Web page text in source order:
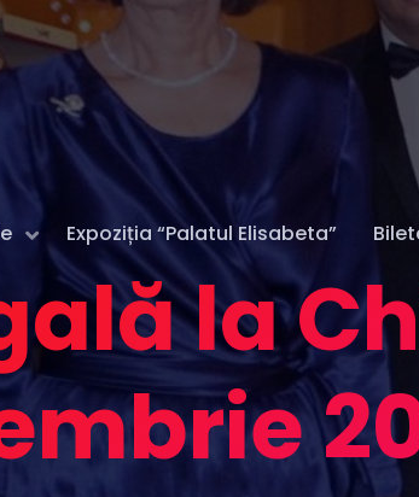
Expoziția “Palatul Elisabeta”
la